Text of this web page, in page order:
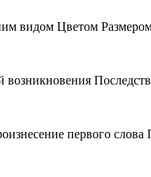
видом Цветом
первого